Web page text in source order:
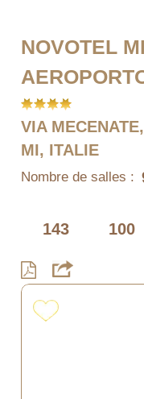
NOVOTEL
VIA
MI, ITALIE
Nombre de salles :
143
100